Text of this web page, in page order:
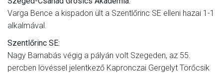
Varga Bence a kispadon ült a Szentlőrinc SE elleni hazai 1-1
alkalmával.
Szentlőrinc SE:
Nagy Barnabás végig a pályán volt Szegeden, az 55.
percben lövéssel jelentkező Kapronczai Gergelyt Törőcsik